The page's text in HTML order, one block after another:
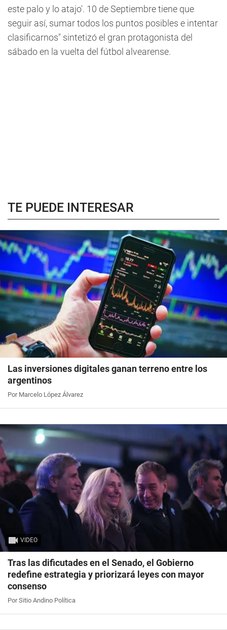
este palo y lo atajo'. 10 de Septiembre tiene que
seguir así, sumar todos los puntos posibles e intentar
clasificarnos" sintetizó el gran protagonista del
sábado en la vuelta del fútbol alvearense.
TE PUEDE INTERESAR
Las inversiones digitales ganan terreno entre los
argentinos
Por Marcelo López Álvarez
VIDEO
Tras las dificutades en el Senado, el Gobierno
redefine estrategia y priorizará leyes con mayor
consenso
Por Sitio Andino Política